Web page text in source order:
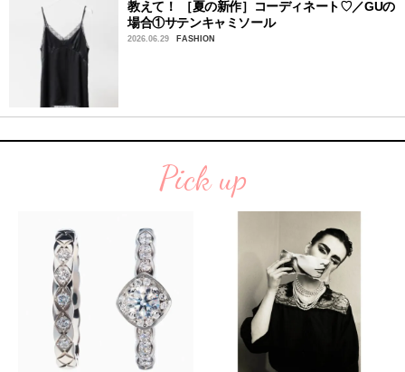
教えて！ ［夏の新作］コーディネート♡／GUの
場合①サテンキャミソール
2026.06.29 FASHION
Pick up